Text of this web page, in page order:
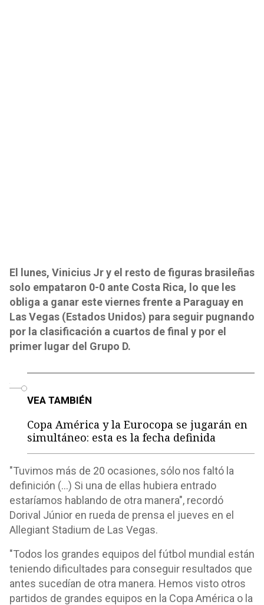
El lunes, Vinicius Jr y el resto de figuras brasileñas
solo empataron 0-0 ante Costa Rica, lo que les
obliga a ganar este viernes frente a Paraguay en
Las Vegas (Estados Unidos) para seguir pugnando
por la clasificación a cuartos de final y por el
primer lugar del Grupo D.
VEA TAMBIÉN
Copa América y la Eurocopa se jugarán en
simultáneo: esta es la fecha definida
"Tuvimos más de 20 ocasiones, sólo nos faltó la
definición (...) Si una de ellas hubiera entrado
estaríamos hablando de otra manera", recordó
Dorival Júnior en rueda de prensa el jueves en el
Allegiant Stadium de Las Vegas.
"Todos los grandes equipos del fútbol mundial están
teniendo dificultades para conseguir resultados que
antes sucedían de otra manera. Hemos visto otros
partidos de grandes equipos en la Copa América o la